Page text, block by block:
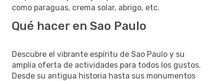
como paraguas, crema solar, abrigo, etc.
Qué hacer en Sao Paulo
Descubre el vibrante espíritu de Sao Paulo y su
amplia oferta de actividades para todos los gustos.
Desde su antigua historia hasta sus monumentos